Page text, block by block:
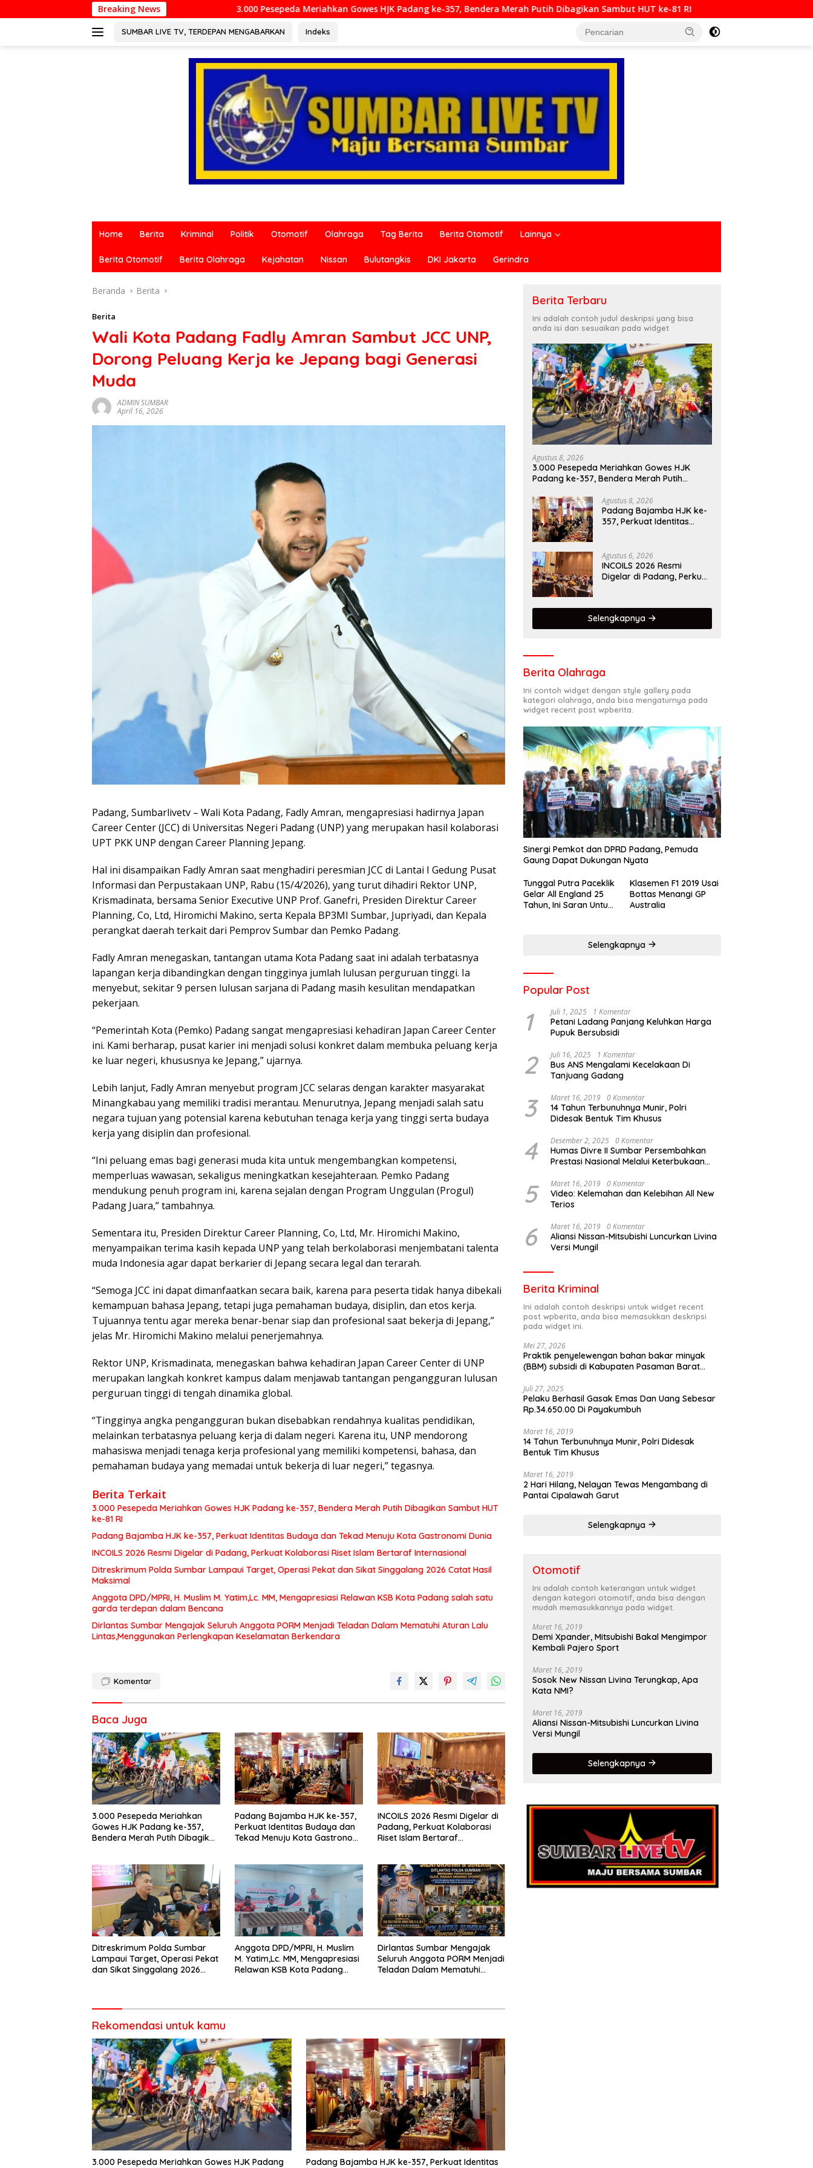
ke
Breaking News
3.000 Pesepeda Meriahkan Gowes HJK Padang ke-357, Bendera Merah Putih Dibagikan Sambut HUT ke-81 RI Padang Bajamba HJK ke-357, Perkuat
SUMBAR LIVE TV, TERDEPAN MENGABARKAN Indeks
terkini
berbagai
indonesia
dari
politik,
mapun
budaya
serta
berita
terbaru
lainnya
Home Berita Kriminal Politik Otomotif Olahraga Tag Berita Berita Otomotif Lainnya
Berita Otomotif Berita Olahraga Kejahatan Nissan Bulutangkis DKI Jakarta Gerindra
Beranda Berita
Berita
Wali Kota Padang Fadly Amran Sambut JCC UNP,
Dorong Peluang Kerja ke Jepang bagi Generasi
Muda
ADMIN SUMBAR
April 16, 2026
Padang, Sumbarlivetv – Wali Kota Padang, Fadly Amran, mengapresiasi hadirnya Japan
Career Center (JCC) di Universitas Negeri Padang (UNP) yang merupakan hasil kolaborasi
UPT PKK UNP dengan Career Planning Jepang.
Hal ini disampaikan Fadly Amran saat menghadiri peresmian JCC di Lantai I Gedung Pusat
Informasi dan Perpustakaan UNP, Rabu (15/4/2026), yang turut dihadiri Rektor UNP,
Krismadinata, bersama Senior Executive UNP Prof. Ganefri, Presiden Direktur Career
Planning, Co, Ltd, Hiromichi Makino, serta Kepala BP3MI Sumbar, Jupriyadi, dan Kepala
perangkat daerah terkait dari Pemprov Sumbar dan Pemko Padang.
Fadly Amran menegaskan, tantangan utama Kota Padang saat ini adalah terbatasnya
lapangan kerja dibandingkan dengan tingginya jumlah lulusan perguruan tinggi. Ia
menyebut, sekitar 9 persen lulusan sarjana di Padang masih kesulitan mendapatkan
pekerjaan.
“Pemerintah Kota (Pemko) Padang sangat mengapresiasi kehadiran Japan Career Center
ini. Kami berharap, pusat karier ini menjadi solusi konkret dalam membuka peluang kerja
ke luar negeri, khususnya ke Jepang,” ujarnya.
Lebih lanjut, Fadly Amran menyebut program JCC selaras dengan karakter masyarakat
Minangkabau yang memiliki tradisi merantau. Menurutnya, Jepang menjadi salah satu
negara tujuan yang potensial karena kebutuhan tenaga kerja yang tinggi serta budaya
kerja yang disiplin dan profesional.
“Ini peluang emas bagi generasi muda kita untuk mengembangkan kompetensi,
memperluas wawasan, sekaligus meningkatkan kesejahteraan. Pemko Padang
mendukung penuh program ini, karena sejalan dengan Program Unggulan (Progul)
Padang Juara,” tambahnya.
Sementara itu, Presiden Direktur Career Planning, Co, Ltd, Mr. Hiromichi Makino,
menyampaikan terima kasih kepada UNP yang telah berkolaborasi menjembatani talenta
muda Indonesia agar dapat berkarier di Jepang secara legal dan terarah.
“Semoga JCC ini dapat dimanfaatkan secara baik, karena para peserta tidak hanya dibekali
kemampuan bahasa Jepang, tetapi juga pemahaman budaya, disiplin, dan etos kerja.
Tujuannya tentu agar mereka benar-benar siap dan profesional saat bekerja di Jepang,”
jelas Mr. Hiromichi Makino melalui penerjemahnya.
Rektor UNP, Krismadinata, menegaskan bahwa kehadiran Japan Career Center di UNP
merupakan langkah konkret kampus dalam menjawab tantangan pengangguran lulusan
perguruan tinggi di tengah dinamika global.
“Tingginya angka pengangguran bukan disebabkan rendahnya kualitas pendidikan,
melainkan terbatasnya peluang kerja di dalam negeri. Karena itu, UNP mendorong
mahasiswa menjadi tenaga kerja profesional yang memiliki kompetensi, bahasa, dan
pemahaman budaya yang memadai untuk bekerja di luar negeri,” tegasnya.
Berita Terkait
3.000 Pesepeda Meriahkan Gowes HJK Padang ke-357, Bendera Merah Putih Dibagikan Sambut HUT
ke-81 RI
Padang Bajamba HJK ke-357, Perkuat Identitas Budaya dan Tekad Menuju Kota Gastronomi Dunia
INCOILS 2026 Resmi Digelar di Padang, Perkuat Kolaborasi Riset Islam Bertaraf Internasional
Ditreskrimum Polda Sumbar Lampaui Target, Operasi Pekat dan Sikat Singgalang 2026 Catat Hasil
Maksimal
Anggota DPD/MPRI, H. Muslim M. Yatim,Lc. MM, Mengapresiasi Relawan KSB Kota Padang salah satu
garda terdepan dalam Bencana
Dirlantas Sumbar Mengajak Seluruh Anggota PORM Menjadi Teladan Dalam Mematuhi Aturan Lalu
Lintas,Menggunakan Perlengkapan Keselamatan Berkendara
Komentar
Baca Juga
3.000 Pesepeda Meriahkan
Gowes HJK Padang ke-357,
Bendera Merah Putih Dibagikan
Padang Bajamba HJK ke-357,
Perkuat Identitas Budaya dan
Tekad Menuju Kota Gastronomi
INCOILS 2026 Resmi Digelar di
Padang, Perkuat Kolaborasi
Riset Islam Bertaraf
Ditreskrimum Polda Sumbar
Lampaui Target, Operasi Pekat
dan Sikat Singgalang 2026
Anggota DPD/MPRI, H. Muslim
M. Yatim,Lc. MM, Mengapresiasi
Relawan KSB Kota Padang
Dirlantas Sumbar Mengajak
Seluruh Anggota PORM Menjadi
Teladan Dalam Mematuhi
Berkendara
Rekomendasi untuk kamu
3.000 Pesepeda Meriahkan Gowes HJK Padang
Padang Bajamba HJK ke-357, Perkuat Identitas
Berita Terbaru
Ini adalah contoh judul deskripsi yang bisa
anda isi dan sesuaikan pada widget
Agustus 8, 2026
3.000 Pesepeda Meriahkan Gowes HJK
Padang ke-357, Bendera Merah Putih
Agustus 8, 2026
Padang Bajamba HJK ke-
357, Perkuat Identitas
Agustus 6, 2026
INCOILS 2026 Resmi
Digelar di Padang, Perkuat
Selengkapnya
Berita Olahraga
Ini contoh widget dengan style gallery pada
kategori olahraga, anda bisa mengaturnya pada
widget recent post wpberita.
Sinergi Pemkot dan DPRD Padang, Pemuda
Gaung Dapat Dukungan Nyata
Tunggal Putra Paceklik
Gelar All England 25
Tahun, Ini Saran Untuk
Klasemen F1 2019 Usai
Bottas Menangi GP
Australia
Selengkapnya
Popular Post
1 Juli 1, 2025 1 Komentar
Petani Ladang Panjang Keluhkan Harga
Pupuk Bersubsidi
2 Juli 16, 2025 1 Komentar
Bus ANS Mengalami Kecelakaan Di
Tanjuang Gadang
3 Maret 16, 2019 0 Komentar
14 Tahun Terbunuhnya Munir, Polri
Didesak Bentuk Tim Khusus
4 Desember 2, 2025 0 Komentar
Humas Divre II Sumbar Persembahkan
Prestasi Nasional Melalui Keterbukaan
5 Maret 16, 2019 0 Komentar
Video: Kelemahan dan Kelebihan All New
Terios
6 Maret 16, 2019 0 Komentar
Aliansi Nissan-Mitsubishi Luncurkan Livina
Versi Mungil
Berita Kriminal
Ini adalah contoh deskripsi untuk widget recent
post wpberita, anda bisa memasukkan deskripsi
pada widget ini.
Mei 27, 2026
Praktik penyelewengan bahan bakar minyak
(BBM) subsidi di Kabupaten Pasaman Barat
Juli 27, 2025
Pelaku Berhasil Gasak Emas Dan Uang Sebesar
Rp.34.650.00 Di Payakumbuh
Maret 16, 2019
14 Tahun Terbunuhnya Munir, Polri Didesak
Bentuk Tim Khusus
Maret 16, 2019
2 Hari Hilang, Nelayan Tewas Mengambang di
Pantai Cipalawah Garut
Selengkapnya
Otomotif
Ini adalah contoh keterangan untuk widget
dengan kategori otomotif, anda bisa dengan
mudah memasukkannya pada widget.
Maret 16, 2019
Demi Xpander, Mitsubishi Bakal Mengimpor
Kembali Pajero Sport
Maret 16, 2019
Sosok New Nissan Livina Terungkap, Apa
Kata NMI?
Maret 16, 2019
Aliansi Nissan-Mitsubishi Luncurkan Livina
Versi Mungil
Selengkapnya